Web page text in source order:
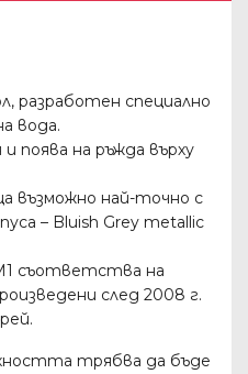
разработен специално
вода.
поява на ръжда върху
възможно най-точно с
– Bluish Grey metallic
съответства на
след 2008 г.
трябва да бъде